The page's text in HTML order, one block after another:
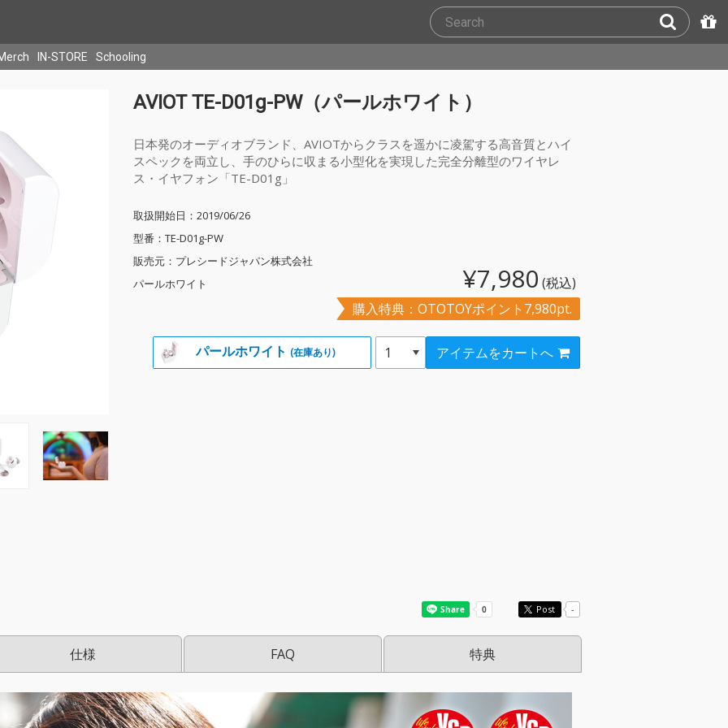
IN-STORE Schooling
AVIOT TE-D01g-PW（パールホワイト）
日本発のオーディオブランド、AVIOTからクラスを遥かに凌駕する高音質とハイ
スペックを両立し、手のひらに収まる小型化を実現した完全分離型のワイヤレ
ス・イヤフォン「TE-D01g」
取扱開始日：2019/06/26
型番：TE-D01g-PW
販売元：プレシードジャパン株式会社
パールホワイト
¥7,980 (税込)
購入特典：OTOTOYポイント7,980pt.
パールホワイト (在庫あり) アイテムをカートへ
Post -
仕様 FAQ 特典